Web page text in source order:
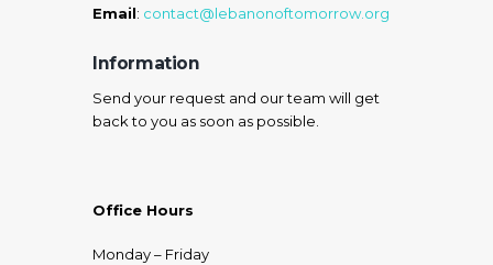
Email: contact@lebanonoftomorrow.org
Information
Send your request and our team will get
back to you as soon as possible.
Office Hours
Monday – Friday